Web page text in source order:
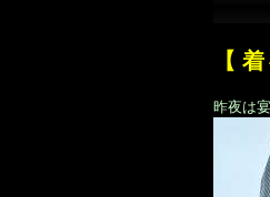
【
昨夜は